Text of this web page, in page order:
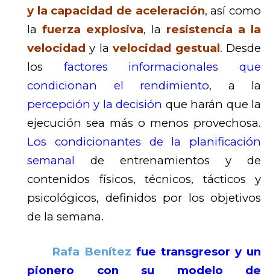
y la capacidad de aceleración, así como
la fuerza explosiva, la resistencia a la
velocidad y la velocidad gestual. Desde
los
factores informacionales que
condicionan el rendimiento, a la
percepción y la decisión que harán que la
ejecución sea más o menos provechosa.
Los condicionantes de la planificación
semanal
de entrenamientos y de
contenidos físicos, técnicos, tácticos y
psicológicos, definidos por los objetivos
de la semana.
Rafa Benítez fue transgresor y un
pionero con su modelo de